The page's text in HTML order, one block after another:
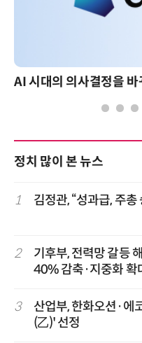
정치 많이 본 뉴스
1 김정관, “성과급, 주
2
기후부, 전력망 갈등
40% 감축·지중화 확
3
산업부, 한화오션·에
(乙)' 선정